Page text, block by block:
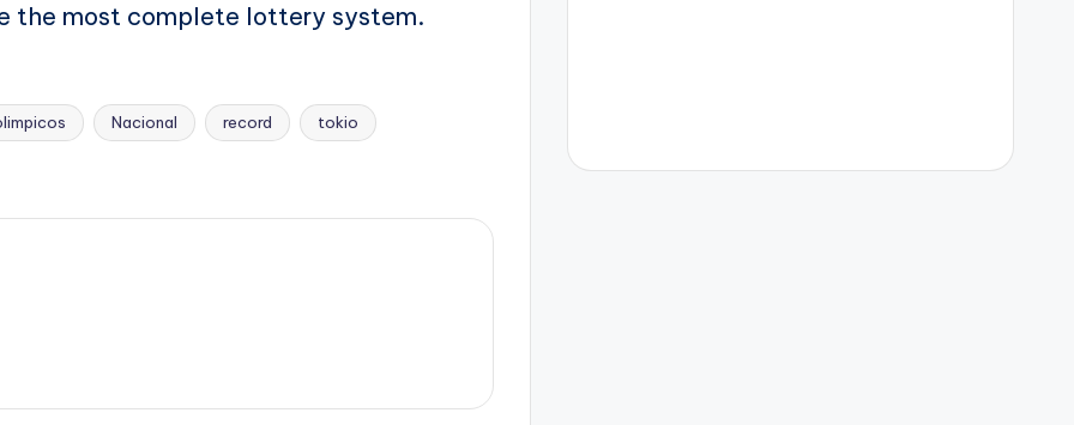
the most complete lottery system.
Nacional record tokio